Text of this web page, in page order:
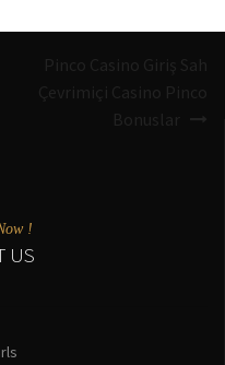
Pinco Casino Giriş Sah
Çevrimiçi Casino Pinco
Bonuslar
!
US